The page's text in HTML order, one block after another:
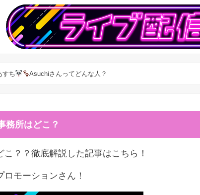
すち Asuchiさんってどんな人？
務所はどこ？
？？徹底解説した記事はこちら！
モーションさん！